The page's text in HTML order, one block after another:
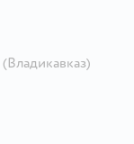
(Владикавказ)